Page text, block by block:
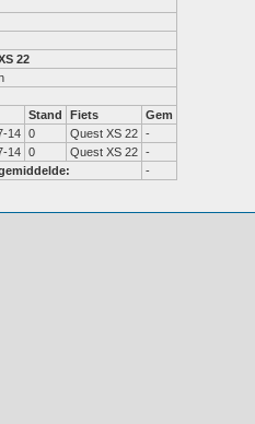
22
Stand Fiets
Gem
14 0 Quest XS 22 -
14 0 Quest XS 22 -
-